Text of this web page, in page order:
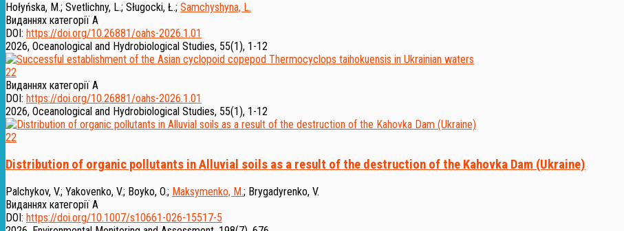
Hołyńska, M.; Svetlichny, L.; Sługocki, Ł.; Samchyshyna, L.
Виданнях категорії А
DOI: https://doi.org/10.26881/oahs-2026.1.01
2026, Oceanological and Hydrobiological Studies, 55(1), 1-12
22
Виданнях категорії А
DOI: https://doi.org/10.26881/oahs-2026.1.01
2026, Oceanological and Hydrobiological Studies, 55(1), 1-12
22
Distribution of organic pollutants in Alluvial soils as a result of the destruction of the Kahovka Dam (Ukraine)
Palchykov, V.; Yakovenko, V.; Boyko, O.; Maksymenko, M.; Brygadyrenko, V.
Виданнях категорії А
DOI: https://doi.org/10.1007/s10661-026-15517-5